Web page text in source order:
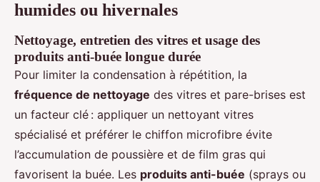
humides ou hivernales
Nettoyage, entretien des vitres et usage des
produits anti-buée longue durée
Pour limiter la condensation à répétition, la
fréquence de nettoyage des vitres et pare-brises est
un facteur clé : appliquer un nettoyant vitres
spécialisé et préférer le chiffon microfibre évite
l’accumulation de poussière et de film gras qui
favorisent la buée. Les produits anti-buée (sprays ou